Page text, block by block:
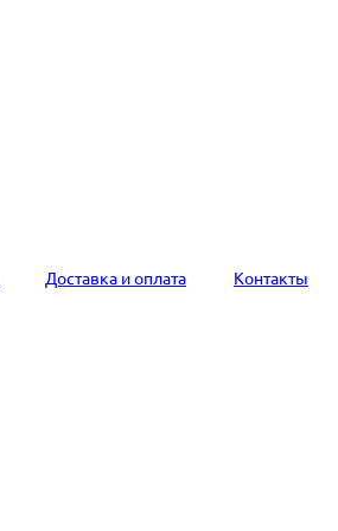
Доставка и оплата Контакты